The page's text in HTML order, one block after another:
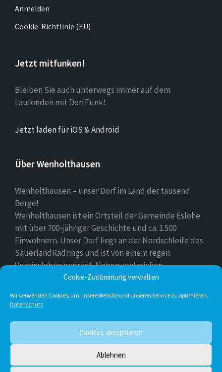
Cookie-Zustimmung verwalten
Wir verwenden Cookies, um unsere Website und unseren Service zu optimieren.
Datenschutz
Cookies akzeptieren
Ablehnen
Anmelden
Cookie-Richtlinie (EU)
Jetzt mitfunken!
Bleiben Sie auch unterwegs immer auf dem
Laufenden mit DorfFunk!
Jetzt laden für iOS & Android
Über Wenholthausen
Wenholthausen – unser Dorf im Land der tausend
Berge!
Wenholthausen ist ein Ortsteil der Gemeinde Eslohe
mit über 700-jähriger Geschichte und ca. 1.500
Einwohnern. Unser Dorf liegt an der Nordschleife des
SauerlandRadrings und ist von einem regen
Vereinsleben geprägt. Neben zahlreichen
Freizeitmöglichkeiten ist unser Ort für sein
Facebook Twitter
© 2026 Wenholthausen